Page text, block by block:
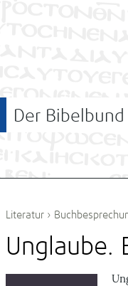
Der Bibelbund
Literatur ›
Unglaube.